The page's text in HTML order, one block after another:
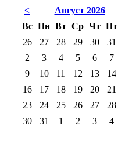
<
Август 2026
Вс Пн Вт Ср Чт Пт
26
27 28 29 30 31
2
3 4 5 6 7
9
10 11 12 13 14
16
17 18 19 20 21
23
24 25 26 27 28
30
31 1 2 3 4